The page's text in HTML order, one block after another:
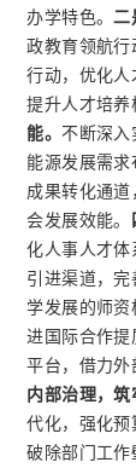
办学特色。二
政教育领航
行动，优化
提升人才培养
能。不断深入
能源发展需
成果转化通
会发展效能。
化人事人才
引进渠道，
学发展的师资
进国际合作
平台，借力
内部治理，
代化，强化预
破除部门工